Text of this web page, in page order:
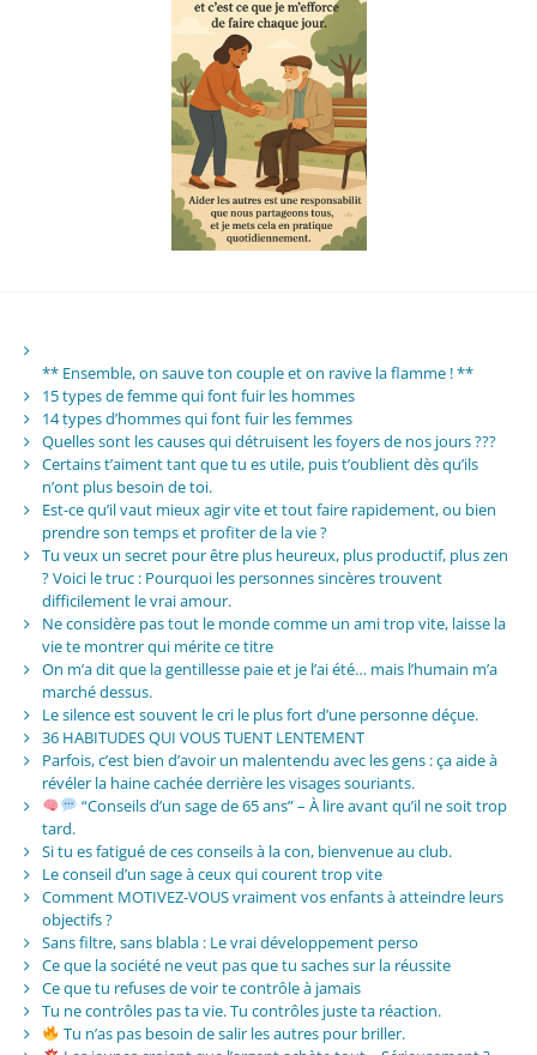
** Ensemble, on sauve ton couple et on ravive la flamme ! **
15 types de femme qui font fuir les hommes
14 types d’hommes qui font fuir les femmes
Quelles sont les causes qui détruisent les foyers de nos jours ???
Certains t’aiment tant que tu es utile, puis t’oublient dès qu’ils
n’ont plus besoin de toi.
Est-ce qu’il vaut mieux agir vite et tout faire rapidement, ou bien
prendre son temps et profiter de la vie ?
Tu veux un secret pour être plus heureux, plus productif, plus zen
? Voici le truc : Pourquoi les personnes sincères trouvent
difficilement le vrai amour.
Ne considère pas tout le monde comme un ami trop vite, laisse la
vie te montrer qui mérite ce titre
On m’a dit que la gentillesse paie et je l’ai été… mais l’humain m’a
marché dessus.
Le silence est souvent le cri le plus fort d’une personne déçue.
36 HABITUDES QUI VOUS TUENT LENTEMENT
Parfois, c’est bien d’avoir un malentendu avec les gens : ça aide à
révéler la haine cachée derrière les visages souriants.
“Conseils d’un sage de 65 ans” – À lire avant qu’il ne soit trop
tard.
Si tu es fatigué de ces conseils à la con, bienvenue au club.
Le conseil d’un sage à ceux qui courent trop vite
Comment MOTIVEZ-VOUS vraiment vos enfants à atteindre leurs
objectifs ?
Sans filtre, sans blabla : Le vrai développement perso
Ce que la société ne veut pas que tu saches sur la réussite
Ce que tu refuses de voir te contrôle à jamais
Tu ne contrôles pas ta vie. Tu contrôles juste ta réaction.
Tu n’as pas besoin de salir les autres pour briller.